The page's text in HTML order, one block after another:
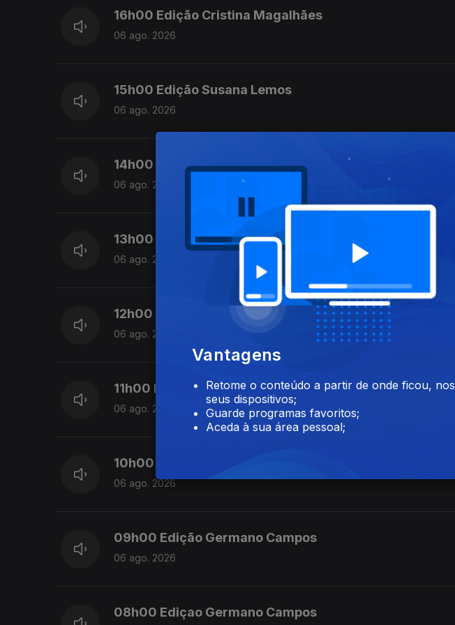
16h00 Edição Cristina Magalhães
06 ago. 2026
15h00 Edição Susana Lemos
06 ago. 2026
14h00 Edição Susana Lemos
06 ago. 2026
13h00 Edição Susana Lemos
06 ago. 2026
12h00 Edição Susana Lemos
06 ago. 2026
11h00 Edição Susana Lemos
06 ago. 2026
10h00 Edição Germano Campos
06 ago. 2026
09h00 Edição Germano Campos
06 ago. 2026
08h00 Ediçao Germano Campos
Vantagens
Retome o conteúdo a partir de onde ficou, nos
seus dispositivos;
Guarde programas favoritos;
Aceda à sua área pessoal;